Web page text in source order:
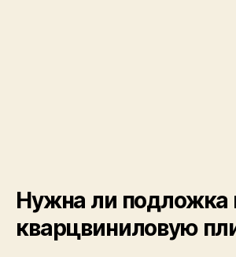
Нужна ли подложка
кварцвиниловую